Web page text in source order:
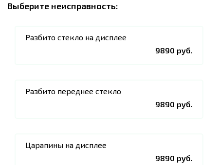
Выберите неисправность:
Разбито стекло на дисплее
9890 руб.
Разбито переднее стекло
9890 руб.
Царапины на дисплее
9890 руб.